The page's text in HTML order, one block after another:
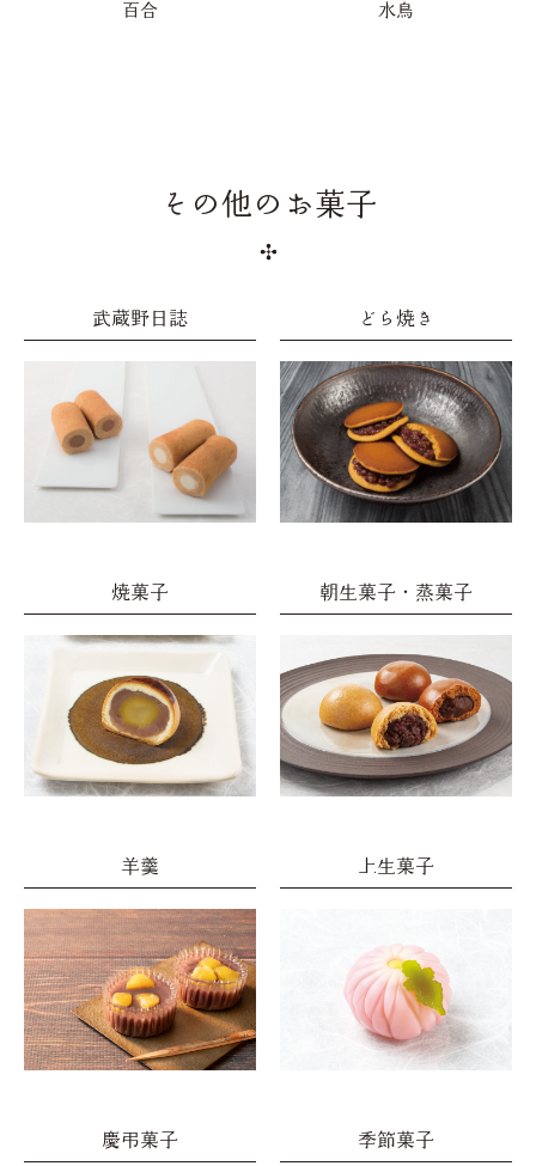
百合 水鳥
その他のお菓子
武蔵野日誌 どら焼き
焼菓子 朝生菓子・蒸菓子
羊羹 上生菓子
慶弔菓子 季節菓子